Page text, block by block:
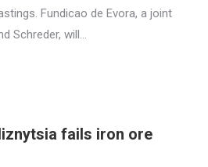
Fundicao de Evora, a joint
Schreder, will…
fails iron ore